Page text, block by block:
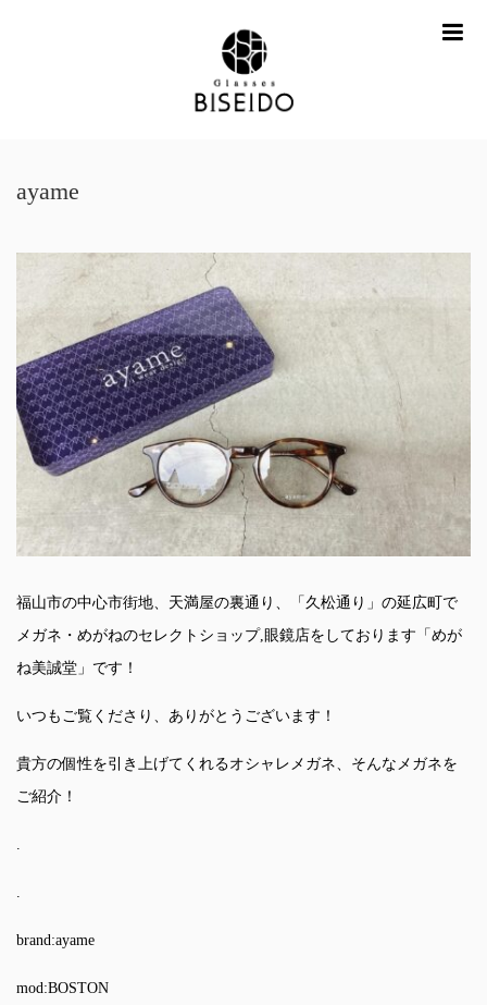
ayame
福山市の中心市街地、天満屋の裏通り、「久松通り」の延広町で
メガネ・めがねのセレクトショップ,眼鏡店をしております「めが
ね美誠堂」です！
いつもご覧くださり、ありがとうございます！
貴方の個性を引き上げてくれるオシャレメガネ、そんなメガネを
ご紹介！
.
.
brand:ayame
mod:BOSTON